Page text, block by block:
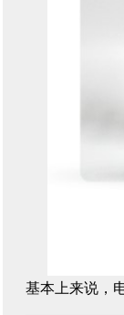
基本上来说，